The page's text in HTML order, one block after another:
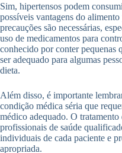
Sim, hipertensos podem
possíveis vantagens do
precauções são necessárias,
uso de medicamentos para
conhecido por conter pequenas
ser adequado para algumas
dieta.
Além disso, é importante
condição médica séria que
médico adequado. O
profissionais de saúde
individuais de cada paciente e
apropriada.